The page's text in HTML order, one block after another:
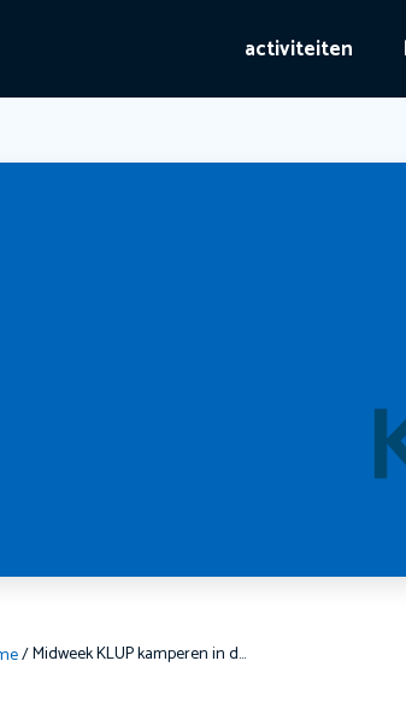
activiteiten
/ Midweek KLUP kamperen in de Betuwe (Ommeren)